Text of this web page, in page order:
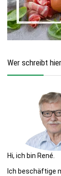
Wer schreibt hier
Hi, ich bin René.
Ich beschäftige